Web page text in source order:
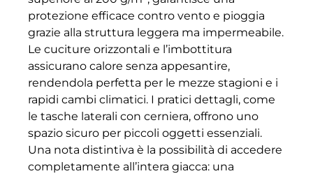
protezione efficace contro vento e pioggia
grazie alla struttura leggera ma impermeabile.
Le cuciture orizzontali e l’imbottitura
assicurano calore senza appesantire,
rendendola perfetta per le mezze stagioni e i
rapidi cambi climatici. I pratici dettagli, come
le tasche laterali con cerniera, offrono uno
spazio sicuro per piccoli oggetti essenziali.
Una nota distintiva è la possibilità di accedere
completamente all’intera giacca: una